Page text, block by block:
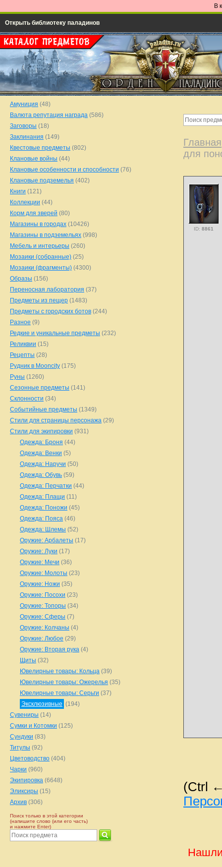
В
Открыть библиотеку паладинов
Главная
для
ID: 8861
(Ctrl
Нашли
Амуниция (48)
Валюта репутация награда (586)
Заговоры (18)
Заклинания (149)
Квестовые предметы (802)
Клановые войны (44)
Клановые особенности и способности (76)
Клановые подземелья (402)
Книги (121)
Коллекции (44)
Корм для зверей (80)
Магазины в городах (10426)
Магазины в подземельях (998)
Мебель и интерьеры (260)
Мозаики (собранные) (25)
Мозаики (фрагменты) (4300)
Образы (156)
Переносная лаборатория (37)
Предметы из пещер (1483)
Предметы с городских ботов (244)
Разное (9)
Редкие и уникальные предметы (232)
Реликвии (15)
Рецепты (28)
Рудник в Mooncity (175)
Руны (1260)
Сезонные предметы (141)
Склонности (34)
Событийные предметы (1349)
Стили для страницы персонажа (29)
Стили для экипировки (931)
Одежда: Броня (44)
Одежда: Венки (5)
Одежда: Наручи (50)
Одежда: Обувь (59)
Одежда: Перчатки (44)
Одежда: Плащи (11)
Одежда: Поножи (45)
Одежда: Пояса (46)
Одежда: Шлемы (52)
Оружие: Арбалеты (17)
Оружие: Луки (17)
Оружие: Мечи (36)
Оружие: Молоты (23)
Оружие: Ножи (35)
Оружие: Посохи (23)
Оружие: Топоры (34)
Оружие: Сферы (7)
Оружие: Колчаны (4)
Оружие: Любое (29)
Оружие: Вторая рука (4)
Щиты (32)
Ювелирные товары: Кольца (39)
Ювелирные товары: Ожерелья (35)
Ювелирные товары: Серьги (37)
Эксклюзивные (194)
Сувениры (14)
Сумки и Котомки (125)
Сундуки (83)
Титулы (92)
Цветоводство (404)
Чарки (960)
Экипировка (6648)
Эликсиры (15)
Архив (306)
Поиск только в этой категории
(напишите слово (или его часть)
и нажмите Enter)